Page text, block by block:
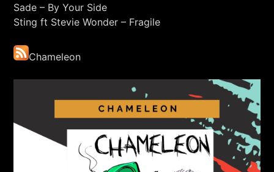
Sade – By Your Side
Sting ft Stevie Wonder – Fragile
Chameleon